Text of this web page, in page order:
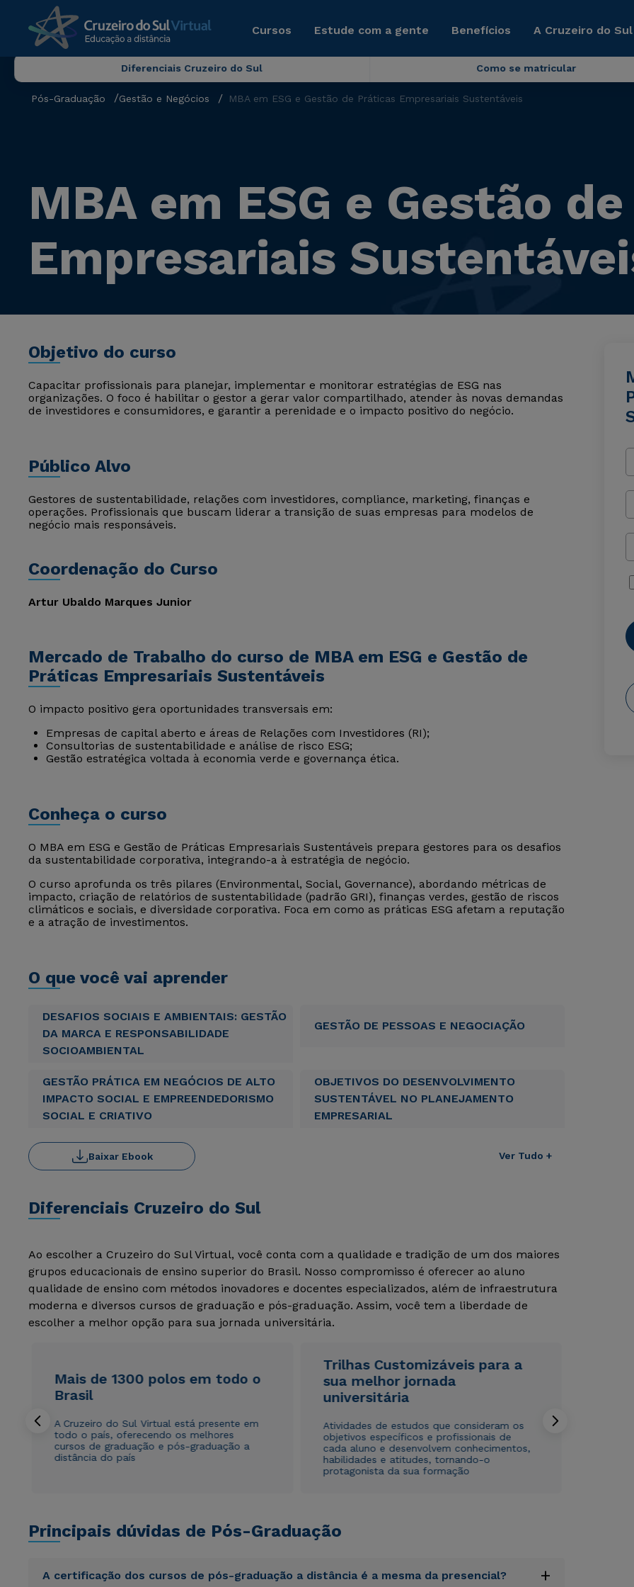
Cursos Estude com a gente Benefícios A Cruzeiro do
Diferenciais Cruzeiro do Sul Como se matricular
Pós-Graduação Gestão e Negócios MBA em ESG e Gestão de Práticas Empresariais Sustentáveis
MBA em ESG e Gestão
Empresariais
Objetivo do curso
Capacitar profissionais para planejar, implementar e monitorar estratégias de ESG nas
organizações. O foco é habilitar o gestor a gerar valor compartilhado, atender às novas demandas
de investidores e consumidores, e garantir a perenidade e o impacto positivo do negócio.
Público Alvo
Gestores de sustentabilidade, relações com investidores, compliance, marketing, finanças e
operações. Profissionais que buscam liderar a transição de suas empresas para modelos de
negócio mais responsáveis.
Coordenação do Curso
Artur Ubaldo Marques Junior
Mercado de Trabalho do curso de MBA em ESG e Gestão de
Práticas Empresariais Sustentáveis
O impacto positivo gera oportunidades transversais em:
Empresas de capital aberto e áreas de Relações com Investidores (RI);
Consultorias de sustentabilidade e análise de risco ESG;
Gestão estratégica voltada à economia verde e governança ética.
Conheça o curso
O MBA em ESG e Gestão de Práticas Empresariais Sustentáveis prepara gestores para os desafios
da sustentabilidade corporativa, integrando-a à estratégia de negócio.
O curso aprofunda os três pilares (Environmental, Social, Governance), abordando métricas de
impacto, criação de relatórios de sustentabilidade (padrão GRI), finanças verdes, gestão de riscos
climáticos e sociais, e diversidade corporativa. Foca em como as práticas ESG afetam a reputação
e a atração de investimentos.
O que você vai aprender
DESAFIOS SOCIAIS E AMBIENTAIS: GESTÃO
DA MARCA E RESPONSABILIDADE
SOCIOAMBIENTAL
GESTÃO DE PESSOAS E NEGOCIAÇÃO
GESTÃO PRÁTICA EM NEGÓCIOS DE ALTO
IMPACTO SOCIAL E EMPREENDEDORISMO
SOCIAL E CRIATIVO
OBJETIVOS DO DESENVOLVIMENTO
SUSTENTÁVEL NO PLANEJAMENTO
EMPRESARIAL
Ver Tudo +
Baixar Ebook
Diferenciais Cruzeiro do Sul
Ao escolher a Cruzeiro do Sul Virtual, você conta com a qualidade e tradição de um dos maiores
grupos educacionais de ensino superior do Brasil. Nosso compromisso é oferecer ao aluno
qualidade de ensino com métodos inovadores e docentes especializados, além de infraestrutura
moderna e diversos cursos de graduação e pós-graduação. Assim, você tem a liberdade de
escolher a melhor opção para sua jornada universitária.
Mais de 1300 polos em todo o
Brasil
A Cruzeiro do Sul Virtual está presente em
todo o país, oferecendo os melhores
cursos de graduação e pós-graduação a
distância do país
Trilhas Customizáveis para a
sua melhor jornada
universitária
Atividades de estudos que consideram os
objetivos específicos e profissionais de
cada aluno e desenvolvem conhecimentos,
habilidades e atitudes, tornando-o
protagonista da sua formação
Principais dúvidas de Pós-Graduação
A certificação dos cursos de pós-graduação a distância é a mesma da presencial? +
Rápido e fácil
WhatsApp
ou
Rápido e fácil
WhatsApp
ou